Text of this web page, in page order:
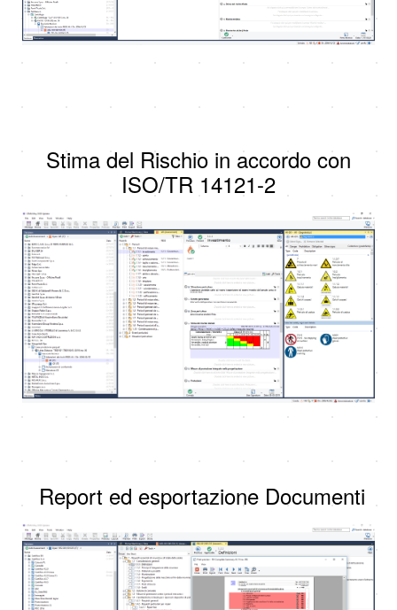
Stima del Rischio in accordo con
ISO/TR 14121-2
Report ed esportazione Documenti